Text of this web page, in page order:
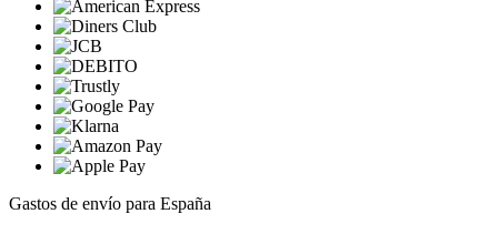
Gastos de envío para España